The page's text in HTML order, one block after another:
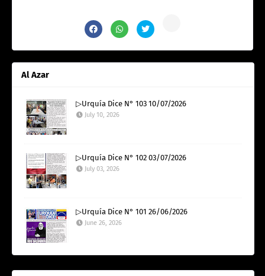
Al Azar
▷Urquía Dice N° 103 10/07/2026
July 10, 2026
▷Urquía Dice N° 102 03/07/2026
July 03, 2026
▷Urquía Dice N° 101 26/06/2026
June 26, 2026